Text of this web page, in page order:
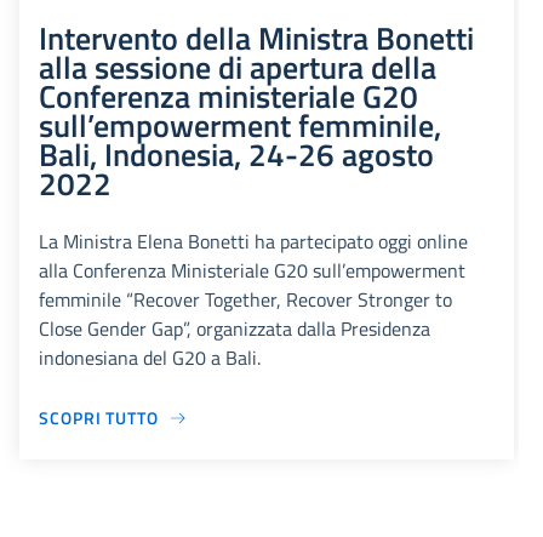
Intervento della Ministra Bonetti
alla sessione di apertura della
Conferenza ministeriale G20
sull’empowerment femminile,
Bali, Indonesia, 24-26 agosto
2022
La Ministra Elena Bonetti ha partecipato oggi online
alla Conferenza Ministeriale G20 sull’empowerment
femminile “Recover Together, Recover Stronger to
Close Gender Gap”, organizzata dalla Presidenza
indonesiana del G20 a Bali.
SCOPRI TUTTO